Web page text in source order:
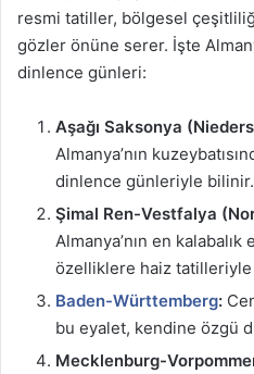
resmi tatiller, bölgesel
gözler önüne serer. İşte
dinlence günleri:
Aşağı Saksonya
Almanya’nın
dinlence günleriyle bilinir.
Şimal Ren-Vestfalya
Almanya’nın en
özelliklere haiz tatilleriyle
Baden-Württemberg:
bu eyalet, kendine özgü
Mecklenburg-